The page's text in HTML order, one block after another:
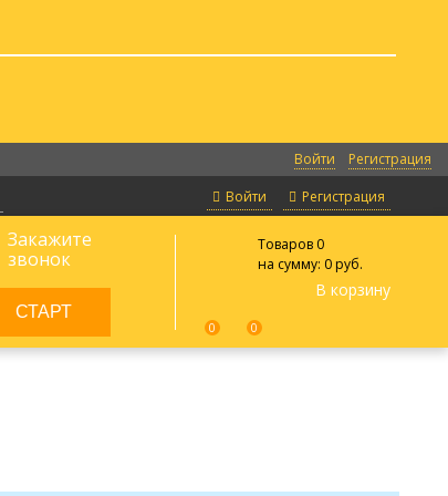
Войти
Регистрация
Войти
Регистрация
Закажите
звонок
Товаров 0
на сумму: 0 руб.
В корзину
0 0